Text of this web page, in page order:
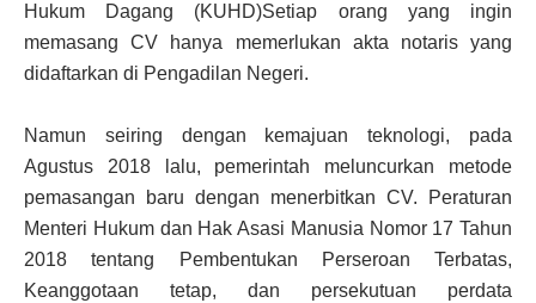
Hukum Dagang (KUHD)Setiap orang yang ingin
memasang CV hanya memerlukan akta notaris yang
didaftarkan di Pengadilan Negeri.
Namun seiring dengan kemajuan teknologi, pada
Agustus 2018 lalu, pemerintah meluncurkan metode
pemasangan baru dengan menerbitkan CV. Peraturan
Menteri Hukum dan Hak Asasi Manusia Nomor 17 Tahun
2018 tentang Pembentukan Perseroan Terbatas,
Keanggotaan tetap, dan persekutuan perdata